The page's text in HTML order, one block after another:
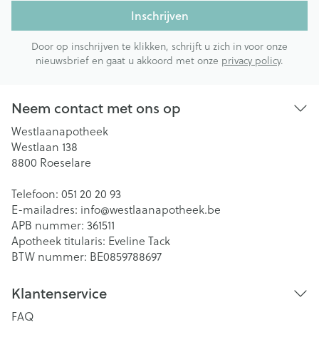
Inschrijven
Door op inschrijven te klikken, schrijft u zich in voor onze
nieuwsbrief en gaat u akkoord met onze privacy policy.
Neem contact met ons op
Westlaanapotheek
Westlaan 138
8800 Roeselare
Telefoon: 051 20 20 93
E-mailadres: info@westlaanapotheek.be
APB nummer: 361511
Apotheek titularis: Eveline Tack
BTW nummer: BE0859788697
Klantenservice
FAQ